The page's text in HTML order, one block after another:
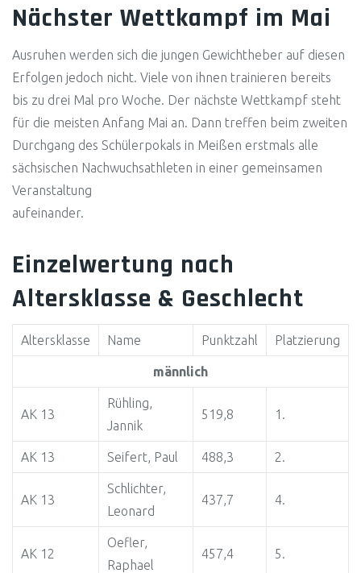
Nächster Wettkampf im Mai
Ausruhen werden sich die jungen Gewichtheber auf diesen
Erfolgen jedoch nicht. Viele von ihnen trainieren bereits
bis zu drei Mal pro Woche. Der nächste Wettkampf steht
für die meisten Anfang Mai an. Dann treffen beim zweiten
Durchgang des Schülerpokals in Meißen erstmals alle
sächsischen Nachwuchsathleten in einer gemeinsamen
Veranstaltung
aufeinander.
Einzelwertung nach
Altersklasse & Geschlecht
Altersklasse Name Punktzahl Platzierung
männlich
AK 13
Rühling,
Jannik
519,8 1.
AK 13 Seifert, Paul 488,3 2.
AK 13
Schlichter,
Leonard
437,7 4.
AK 12
Oefler,
Raphael
457,4 5.